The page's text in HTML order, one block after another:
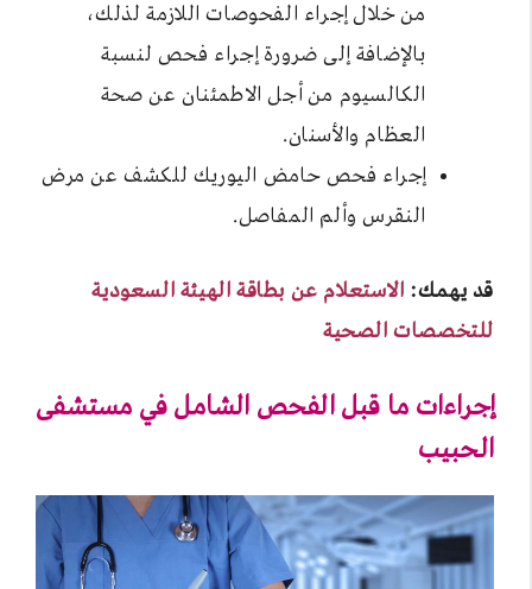
من خلال إجراء الفحوصات اللازمة لذلك،
بالإضافة إلى ضرورة إجراء فحص لنسبة
الكالسيوم من أجل الاطمئنان عن صحة
العظام والأسنان.
إجراء فحص حامض اليوريك للكشف عن مرض
النقرس وألم المفاصل.
قد يهمك: الاستعلام عن بطاقة الهيئة السعودية
للتخصصات الصحية
إجراءات ما قبل الفحص الشامل في مستشفى
الحبيب